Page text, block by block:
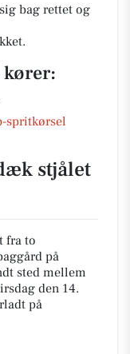
bag rettet og
spritkørsel
stjålet
fra to
på
sted mellem
den 14.
på